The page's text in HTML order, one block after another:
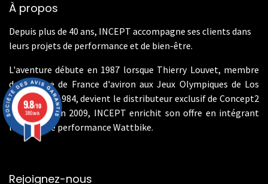
À propos
Depuis plus de 40 ans, INCEPT accompagne ses clients dans
leurs projets de performance et de bien-être.
L'aventure débute en 1987 lorsque Thierry Louvet, membre
de l'équipe de France d'aviron aux Jeux Olympiques de Los
Angeles en 1984, devient le distributeur exclusif de Concept2
en France. En 2009, INCEPT enrichit son offre en intégrant
les vélos de performance Wattbike.
Rejoignez-nous
9.8/10
380 avis